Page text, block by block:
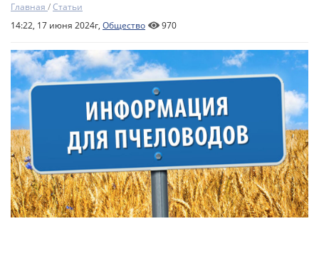
Главная /Статьи
14:22, 17 июня 2024г, Общество 970